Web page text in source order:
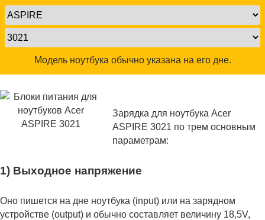
Модель ноутбука обычно указана на его дне.
Зарядка для ноутбука Acer
ASPIRE 3021 по трем основным
параметрам:
1) Выходное напряжение
Оно пишется на дне ноутбука (input) или на зарядном
устройстве (output) и обычно составляет величину 18,5V,